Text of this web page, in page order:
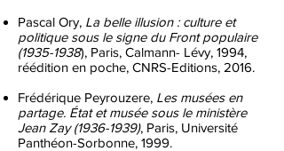
Pascal Ory, La belle illusion : culture et
politique sous le signe du Front populaire
(1935-1938), Paris, Calmann- Lévy, 1994,
réédition en poche, CNRS-Editions, 2016.
Frédérique Peyrouzere, Les musées en
partage. État et musée sous le ministère
Jean Zay(1936-1939), Paris, Université
Panthéon-Sorbonne, 1999.